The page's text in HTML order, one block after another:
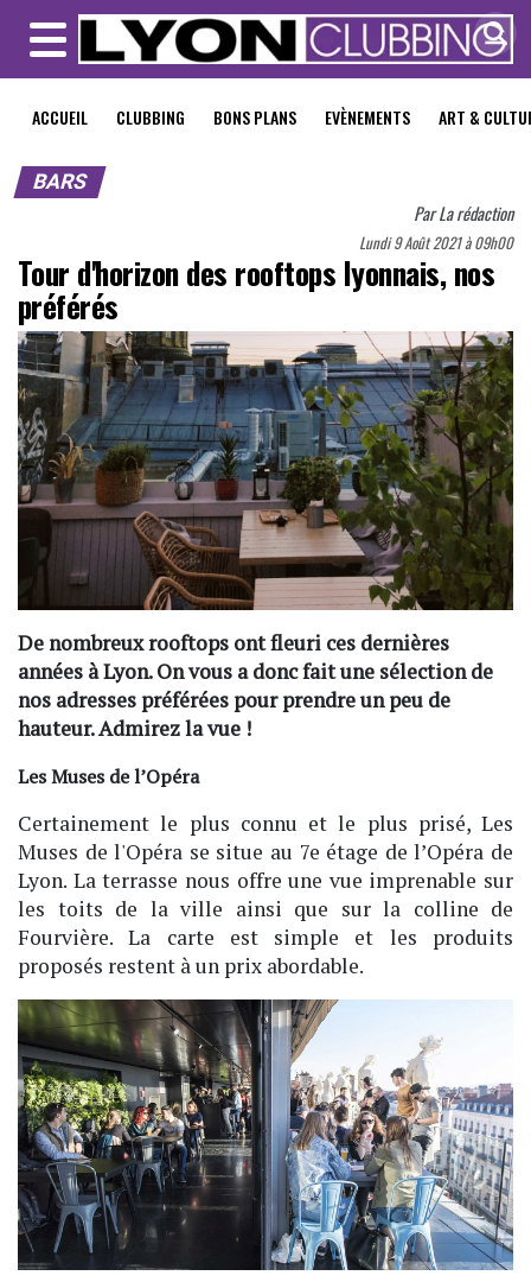
MENU
ACCUEIL CLUBBING BONS PLANS EVÈNEMENTS ART &
BARS
ParLa rédaction
Lundi 9 Août 2021 à 09h00
Tour d'horizon des rooftops lyonnais, nos
préférés
De nombreux rooftops ont fleuri ces dernières
années à Lyon. On vous a donc fait une sélection de
nos adresses préférées pour prendre un peu de
hauteur. Admirez la vue !
Les Muses de l’Opéra
Certainement le plus connu et le plus prisé, Les
Muses de l'Opéra se situe au 7e étage de l’Opéra de
Lyon. La terrasse nous offre une vue imprenable sur
les toits de la ville ainsi que sur la colline de
Fourvière. La carte est simple et les produits
proposés restent à un prix abordable.